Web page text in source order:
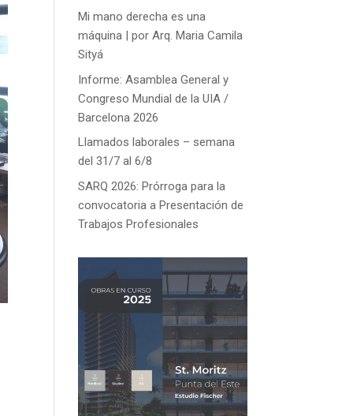
Mi mano derecha es una
máquina | por Arq. Maria Camila
Sityá
Informe: Asamblea General y
Congreso Mundial de la UIA /
Barcelona 2026
Llamados laborales – semana
del 31/7 al 6/8
SARQ 2026: Prórroga para la
convocatoria a Presentación de
Trabajos Profesionales